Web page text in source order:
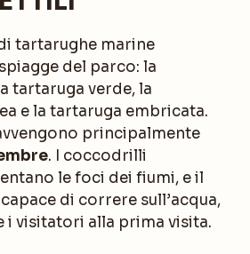
tartarughe marine
del parco: la
tartaruga verde, la
e la tartaruga embricata.
principalmente
. I coccodrilli
le foci dei fiumi, e il
di correre sull’acqua,
i visitatori alla prima visita.